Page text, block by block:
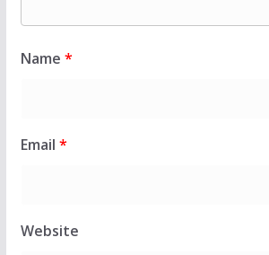
Name *
Email *
Website